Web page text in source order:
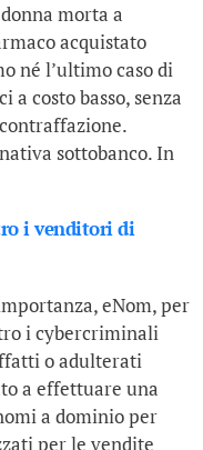
morta a
acquistato
né l’ultimo caso di
costo basso, senza
sottobanco. In
i venditori di
eNom, per
i cybercriminali
o adulterati
a effettuare una
a dominio per
per le vendite